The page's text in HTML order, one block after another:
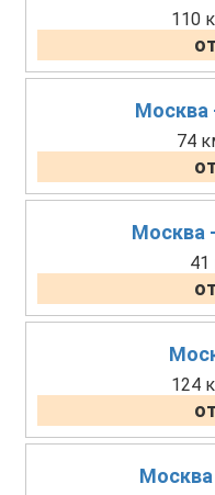
110
Москва
74
Москва
41
124
Москва